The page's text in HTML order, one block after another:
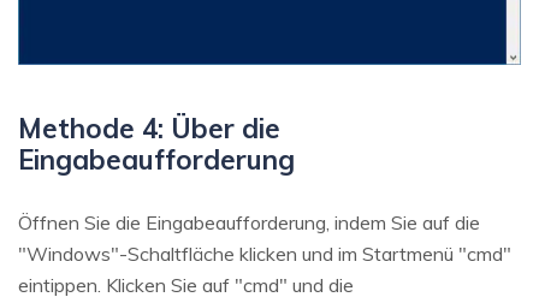
Methode 4: Über die
Eingabeaufforderung
Öffnen Sie die Eingabeaufforderung, indem Sie auf die
"Windows"-Schaltfläche klicken und im Startmenü "cmd"
eintippen. Klicken Sie auf "cmd" und die